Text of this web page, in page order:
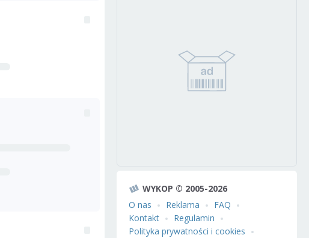
WYKOP © 2005-2026
O nas
Reklama
FAQ
Kontakt
Regulamin
Polityka prywatności i cookies